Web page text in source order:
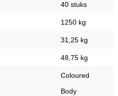
40 stuks
1250 kg
31,25 kg
48,75 kg
Coloured
Body